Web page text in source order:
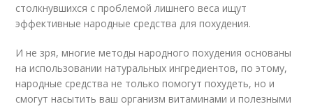
столкнувшихся с проблемой лишнего веса ищут
эффективные народные средства для похудения.
И не зря, многие методы народного похудения основаны
на использовании натуральных ингредиентов, по этому,
народные средства не только помогут похудеть, но и
смогут насытить ваш организм витаминами и полезными